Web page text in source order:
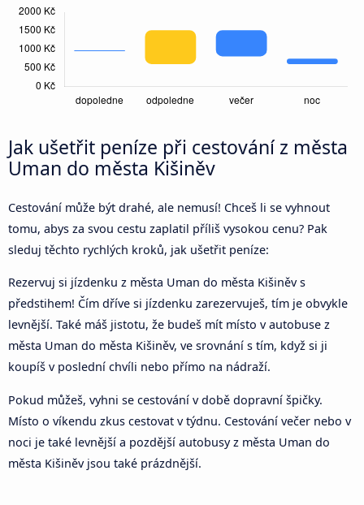
Jak ušetřit peníze při cestování z města
Uman do města Kišiněv
Cestování může být drahé, ale nemusí! Chceš li se vyhnout
tomu, abys za svou cestu zaplatil příliš vysokou cenu? Pak
sleduj těchto rychlých kroků, jak ušetřit peníze:
Rezervuj si jízdenku z města Uman do města Kišiněv s
předstihem! Čím dříve si jízdenku zarezervuješ, tím je obvykle
levnější. Také máš jistotu, že budeš mít místo v autobuse z
města Uman do města Kišiněv, ve srovnání s tím, když si ji
koupíš v poslední chvíli nebo přímo na nádraží.
Pokud můžeš, vyhni se cestování v době dopravní špičky.
Místo o víkendu zkus cestovat v týdnu. Cestování večer nebo v
noci je také levnější a pozdější autobusy z města Uman do
města Kišiněv jsou také prázdnější.